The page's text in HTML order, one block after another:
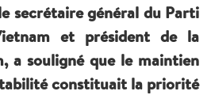
secrétaire général du Parti
et président de la
a souligné que le maintien
constituait la priorité